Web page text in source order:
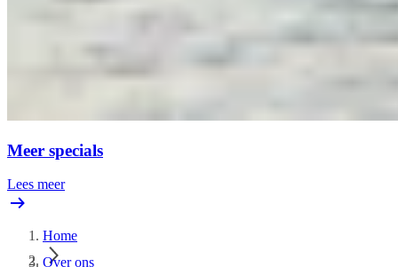
Meer specials
Lees meer
Home
Over ons